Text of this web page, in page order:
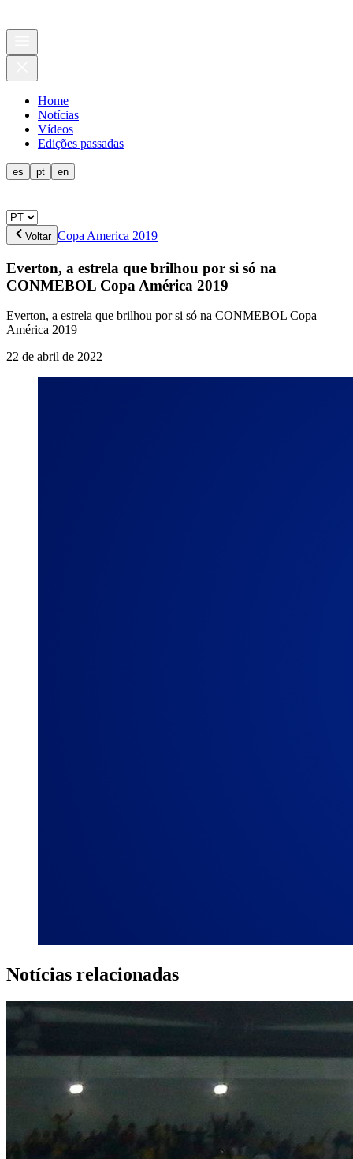
Home
Notícias
Vídeos
Edições passadas
es pt en
Voltar Copa America 2019
Everton, a estrela que brilhou por si só na
CONMEBOL Copa América 2019
Everton, a estrela que brilhou por si só na CONMEBOL Copa
América 2019
22 de abril de 2022
Notícias relacionadas